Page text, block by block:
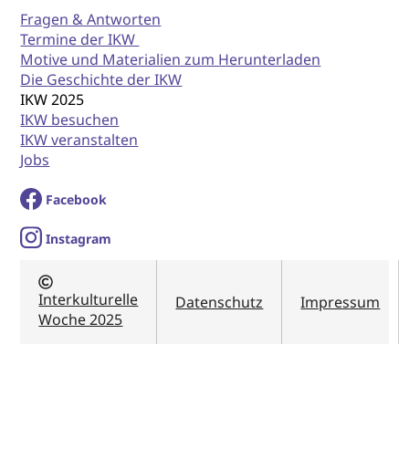
Fragen & Antworten
Termine der IKW
Motive und Materialien zum Herunterladen
Die Geschichte der IKW
IKW 2025
IKW besuchen
IKW veranstalten
Jobs
Facebook
Instagram
Interkulturelle
Woche 2025
Datenschutz Impressum